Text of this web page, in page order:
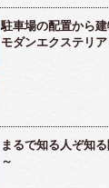
駐車場の配置から
モダンエクステリ
まるで知る人ぞ知
～